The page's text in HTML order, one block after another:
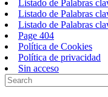
Listado de Palabras
Listado de Palabras
Listado de Palabras
Page 404
Política de Cookies
Política de privacidad
Sin acceso